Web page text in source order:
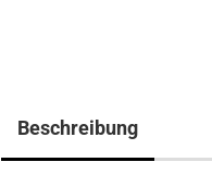
Beschreibung